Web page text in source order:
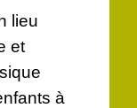
lieu
et
à